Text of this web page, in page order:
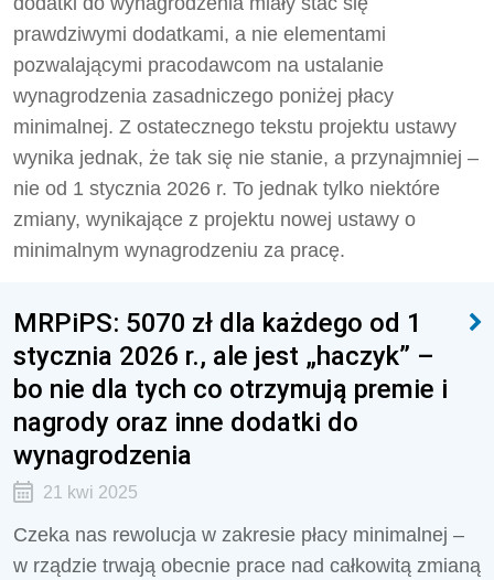
prawdziwymi dodatkami, a nie elementami
pozwalającymi pracodawcom na ustalanie
wynagrodzenia zasadniczego poniżej płacy
minimalnej. Z ostatecznego tekstu projektu ustawy
wynika jednak, że tak się nie stanie, a przynajmniej –
nie od 1 stycznia 2026 r. To jednak tylko niektóre
zmiany, wynikające z projektu nowej ustawy o
minimalnym wynagrodzeniu za pracę.
MRPiPS: 5070 zł dla każdego od 1
stycznia 2026 r., ale jest „haczyk” –
bo nie dla tych co otrzymują premie i
nagrody oraz inne dodatki do
wynagrodzenia
21 kwi 2025
Czeka nas rewolucja w zakresie płacy minimalnej –
w rządzie trwają obecnie prace nad całkowitą zmianą